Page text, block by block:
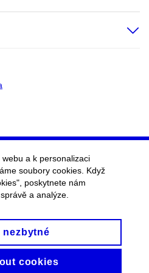
a k personalizaci
soubory cookies. Když
poskytnete nám
a analýze.
nezbytné
cookies